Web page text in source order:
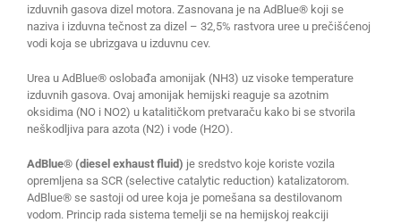
izduvnih gasova dizel motora. Zasnovana je na AdBlue® koji se
naziva i izduvna tečnost za dizel – 32,5% rastvora uree u prečišćenoj
vodi koja se ubrizgava u izduvnu cev.
Urea u AdBlue® oslobađa amonijak (NH3) uz visoke temperature
izduvnih gasova. Ovaj amonijak hemijski reaguje sa azotnim
oksidima (NО i NО2) u katalitičkom pretvaraču kako bi se stvorila
neškodljiva para azota (N2) i vode (H2O).
AdBlue® (diesel exhaust fluid) je sredstvo koje koriste vozila
opremljena sa SCR (selective catalytic reduction) katalizatorom.
AdBlue® se sastoji od uree koja je pomešana sa destilovanom
vodom. Princip rada sistema temelji se na hemijskoj reakciji